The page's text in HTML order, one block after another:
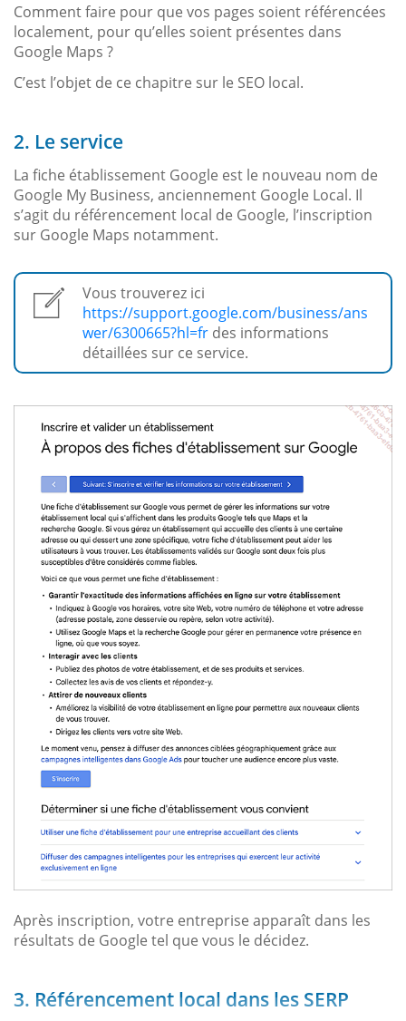
Comment faire pour que vos pages soient référencées
localement, pour qu’elles soient présentes dans
Google Maps ?
C’est l’objet de ce chapitre sur le SEO local.
2. Le service
La fiche établissement Google est le nouveau nom de
Google My Business, anciennement Google Local. Il
s’agit du référencement local de Google, l’inscription
sur Google Maps notamment.
Vous trouverez ici
https://support.google.com/business/ans
wer/6300665?hl=fr des informations
détaillées sur ce service.
Après inscription, votre entreprise apparaît dans les
résultats de Google tel que vous le décidez.
3. Référencement local dans les SERP